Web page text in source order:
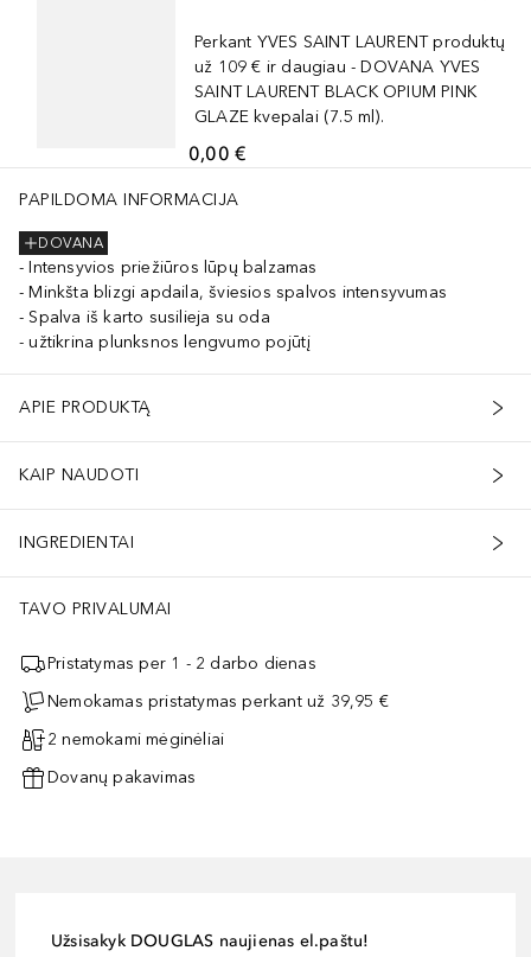
Perkant YVES SAINT LAURENT produktų
už 109 € ir daugiau - DOVANA YVES
SAINT LAURENT BLACK OPIUM PINK
GLAZE kvepalai (7.5 ml).
0,00 €
PAPILDOMA INFORMACIJA
DOVANA
Intensyvios priežiūros lūpų balzamas
Minkšta blizgi apdaila, šviesios spalvos intensyvumas
Spalva iš karto susilieja su oda
užtikrina plunksnos lengvumo pojūtį
APIE PRODUKTĄ
KAIP NAUDOTI
INGREDIENTAI
TAVO PRIVALUMAI
Pristatymas per 1 - 2 darbo dienas
Nemokamas pristatymas perkant už 39,95 €
2 nemokami mėginėliai
Dovanų pakavimas
Užsisakyk DOUGLAS naujienas el.paštu!